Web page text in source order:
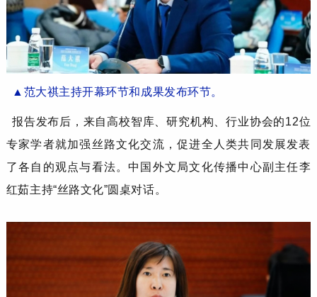
▲ 范大祺主持开幕环节和成果发布环节。
报告发布后， 来自高校智库、研究机构、行业协会的12位
专家学者就加强 丝路文化交流，促进全人类共同发展发表
了各自的观点与看法。中国外文局文化传播中心副 主任李
红茹主持“丝路文化”圆桌对话。